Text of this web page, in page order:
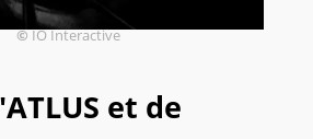
©IO Interactive
et de